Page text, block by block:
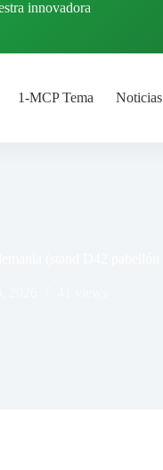
innovadora
1-MCP Tema Noticias